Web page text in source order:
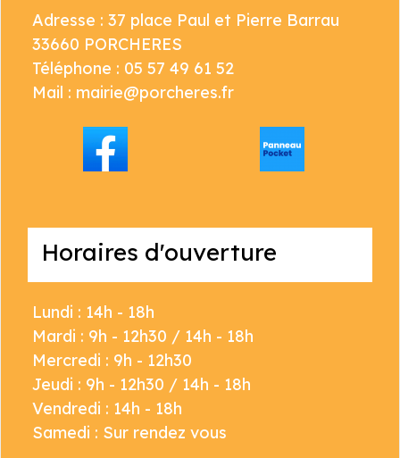
Adresse : 37 place Paul et Pierre Barrau
33660 PORCHERES
Téléphone : 05 57 49 61 52
Mail : mairie@porcheres.fr
Horaires d'ouverture
Lundi : 14h - 18h
Mardi : 9h - 12h30 / 14h - 18h
Mercredi : 9h - 12h30
Jeudi : 9h - 12h30 / 14h - 18h
Vendredi : 14h - 18h
Samedi : Sur rendez vous